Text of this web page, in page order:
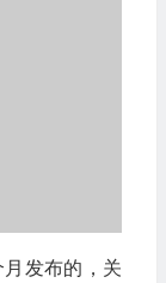
发布的，关